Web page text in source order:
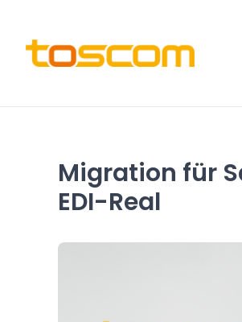
Migration für
EDI-Real